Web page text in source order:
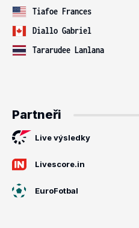
Tiafoe Frances
Diallo Gabriel
Tararudee Lanlana
Partneři
Live výsledky
Livescore.in
EuroFotbal